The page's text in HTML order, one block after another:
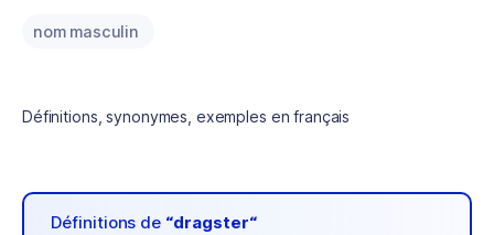
nom masculin
Définitions, synonymes, exemples en français
Définitions de “dragster“